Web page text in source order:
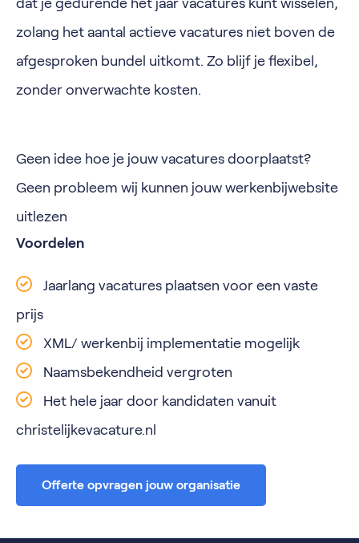
dat je gedurende het jaar vacatures kunt wisselen,
zolang het aantal actieve vacatures niet boven de
afgesproken bundel uitkomt. Zo blijf je flexibel,
zonder onverwachte kosten.
Geen idee hoe je jouw vacatures doorplaatst?
Geen probleem wij kunnen jouw werkenbijwebsite
uitlezen
Voordelen
Jaarlang vacatures plaatsen voor een vaste
prijs
XML/ werkenbij implementatie mogelijk
Naamsbekendheid vergroten
Het hele jaar door kandidaten vanuit
christelijkevacature.nl
Offerte opvragen jouw organisatie